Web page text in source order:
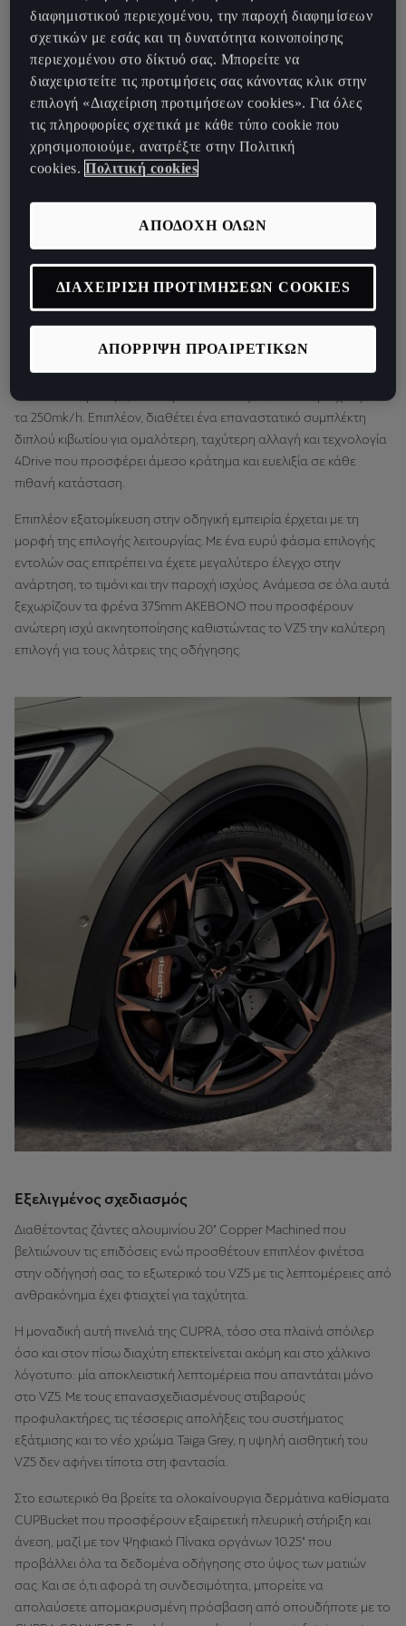
τροφοδοτεί, το πλήρες πεδίο των δυνατοτήτων του CUPRA
Formentor VZ5 προσφέρει ένα επίτευγμα που
επαναπροσδιορίζει την σύγχρονη μηχανική και τον σχεδιασμό.
Αυτή είναι πραγματικά η πιο προοδευτική έκφραση των καθαρών
επιδόσεων CUPRA και της αποκλειστικότητας μέχρι σήμερα.
Τι μπορείτε λοιπόν να περιμένετε από το VZ5; Το πιο ισχυρό
CUPRA μέχρι τώρα έχει ένα δυναμικό 5-κύλινδρο κινητήρα 2,5
λίτρων που αποδίδει 390hp ενώ παράγει τον πιο ζεστό, πιο
συναρπαστικό βρυχηθμό κινητήρα της σειράς. Επιταχύνει στα
τα 250mk/h. Επιπλέον, διαθέτει ένα επαναστατικό συμπλέκτη
διπλού κιβωτίου για ομαλότερη, ταχύτερη αλλαγή και τεχνολογία
4Drive που προσφέρει άμεσο κράτημα και ευελιξία σε κάθε
πιθανή κατάσταση.
Επιπλέον εξατομίκευση στην οδηγική εμπειρία έρχεται με τη
μορφή της επιλογής λειτουργίας. Με ένα ευρύ φάσμα επιλογής
εντολών σας επιτρέπει να έχετε μεγαλύτερο έλεγχο στην
ανάρτηση, το τιμόνι και την παροχή ισχύος. Ανάμεσα σε όλα αυτά
ξεχωρίζουν τα φρένα 375mm AKEBONO που προσφέρουν
ανώτερη ισχύ ακινητοποίησης καθιστώντας το VZ5 την καλύτερη
επιλογή για τους λάτρεις της οδήγησης.
Εξελιγμένος σχεδιασμός
Διαθέτοντας ζάντες αλουμινίου 20" Copper Machined που
βελτιώνουν τις επιδόσεις ενώ προσθέτουν επιπλέον φινέτσα
στην οδήγησή σας, το εξωτερικό του VZ5 με τις λεπτομέρειες από
ανθρακόνημα έχει φτιαχτεί για ταχύτητα.
Η μοναδική αυτή πινελιά της CUPRA, τόσο στα πλαϊνά σπόιλερ
όσο και στον πίσω διαχύτη επεκτείνεται ακόμη και στο χάλκινο
λόγοτυπο: μία αποκλειστική λεπτομέρεια που απαντάται μόνο
στο VZ5. Με τους επανασχεδιασμένους στιβαρούς
προφυλακτήρες, τις τέσσερις απολήξεις του συστήματος
εξάτμισης και το νέο χρώμα Taiga Grey, η υψηλή αισθητική του
VZ5 δεν αφήνει τίποτα στη φαντασία.
Στο εσωτερικό θα βρείτε τα ολοκαίνουργια δερμάτινα καθίσματα
CUPBucket που προσφέρουν εξαιρετική πλευρική στήριξη και
άνεση, μαζί με τον Ψηφιακό Πίνακα οργάνων 10.25" που
προβάλλει όλα τα δεδομένα οδήγησης στο ύψος των ματιών
σας. Και σε ό,τι αφορά τη συνδεσιμότητα, μπορείτε να
απολαύσετε απομακρυσμένη πρόσβαση από οπουδήποτε με το
διαφημιστικού περιεχομένου, την παροχή διαφημίσεων
σχετικών με εσάς και τη δυνατότητα κοινοποίησης
περιεχομένου στο δίκτυό σας. Μπορείτε να
διαχειριστείτε τις προτιμήσεις σας κάνοντας κλικ στην
επιλογή «Διαχείριση προτιμήσεων cookies». Για όλες
τις πληροφορίες σχετικά με κάθε τύπο cookie που
χρησιμοποιούμε, ανατρέξτε στην Πολιτική
cookies. Πολιτική cookies
ΑΠΟΡΡΙΨΗ ΠΡΟΑΙΡΕΤΙΚΩΝ
ΑΠΟΔΟΧΗ ΟΛΩΝ
ΔΙΑΧΕΙΡΙΣΗ ΠΡΟΤΙΜΗΣΕΩΝ COOKIES